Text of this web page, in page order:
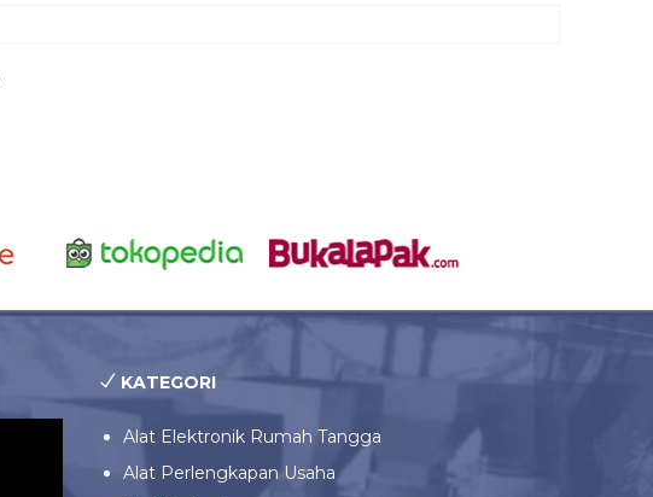
KATEGORI
Alat Elektronik Rumah Tangga
Alat Perlengkapan Usaha